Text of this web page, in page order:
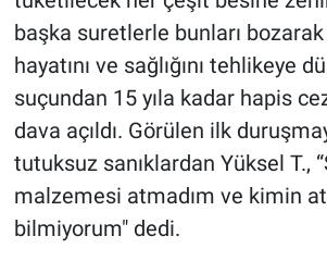
başka suretlerle bunları
hayatını ve sağlığını tehlikeye
suçundan 15 yıla kadar hapis
dava açıldı. Görülen ilk
tutuksuz sanıklardan Yüksel T.,
malzemesi atmadım ve kimin
bilmiyorum" dedi.